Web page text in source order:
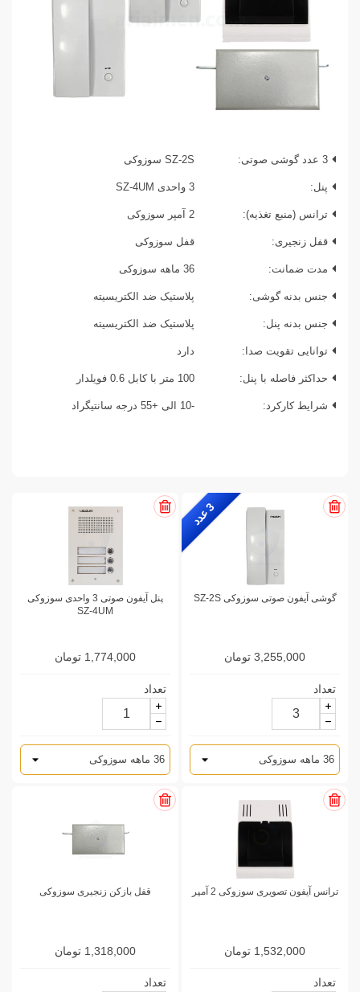
3 عدد گوشی صوتی: SZ-2S سوزوکی
پنل: 3 واحدی SZ-4UM
ترانس (منبع تغذیه): 2 آمپر سوزوکی
قفل زنجیری: قفل سوزوکی
مدت ضمانت: 36 ماهه سوزوکی
جنس بدنه گوشی: پلاستیک ضد الکتریسیته
جنس بدنه پنل: پلاستیک ضد الکتریسیته
توانایی تقویت صدا: دارد
حداکثر فاصله با پنل: 100 متر با کابل 0.6 فویلدار
شرایط کارکرد: -10 الی +55 درجه سانتیگراد
3
ع
د
د
گوشی آیفون صوتی سوزوکی SZ-2S
3,255,000 تومان
تعداد
پنل آیفون صوتی 3 واحدی سوزوکی
SZ-4UM
1,774,000 تومان
تعداد
ترانس آیفون تصویری سوزوکی 2 آمپر
1,532,000 تومان
تعداد
قفل بازکن زنجیری سوزوکی
1,318,000 تومان
تعداد